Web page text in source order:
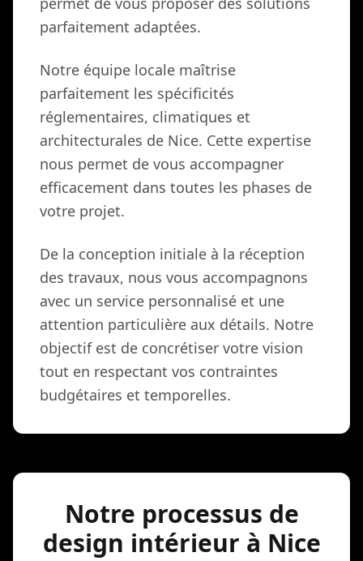
parfaitement adaptées.
Notre équipe locale maîtrise
parfaitement les spécificités
réglementaires, climatiques et
architecturales de Nice. Cette expertise
nous permet de vous accompagner
efficacement dans toutes les phases de
votre projet.
De la conception initiale à la réception
des travaux, nous vous accompagnons
avec un service personnalisé et une
attention particulière aux détails. Notre
objectif est de concrétiser votre vision
tout en respectant vos contraintes
budgétaires et temporelles.
Notre processus de
design intérieur à Nice